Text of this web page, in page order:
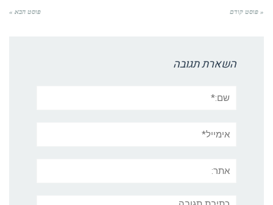
« פוסט קודם פוסט הבא »
השארת תגובה
תגובה